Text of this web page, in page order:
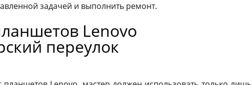
задачей и выполнить ремонт.
Lenovo
переулок